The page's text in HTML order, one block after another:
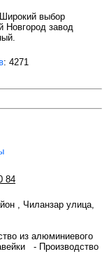
выбор
Новгород завод
: 4271
84
, Чиланзар улица,
из алюминиевого
- Производство